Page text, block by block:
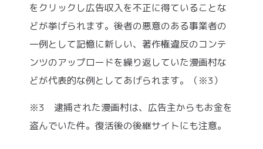
をクリックし広告収入を不正に得ていることな
どが挙げられます。後者の悪意のある事業者の
一例として記憶に新しい、著作権違反のコンテ
ンツのアップロードを繰り返していた漫画村な
どが代表的な例としてあげられます。（※3）
※3 逮捕された漫画村は、広告主からもお金を
盗んでいた件。復活後の後継サイトにも注意。